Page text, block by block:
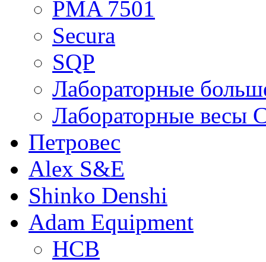
PMA 7501
Secura
SQP
Лабораторные
Лабораторные весы
Петровес
Alex S&E
Shinko Denshi
Adam Equipment
HCB